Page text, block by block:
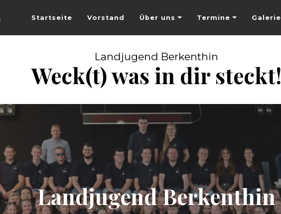
Startseite Vorstand Über uns Termine Galerie
Weck(t) was in dir steckt!
Landjugend Berkenthin
Landjugend Berkenthin